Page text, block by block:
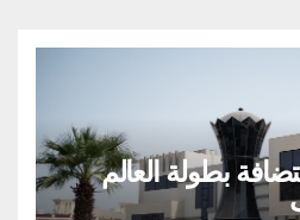
بطولة العالم